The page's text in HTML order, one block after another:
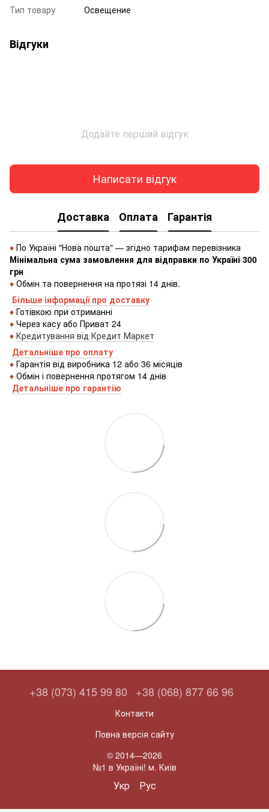
Тип товару
Освещение
Відгуки
Додайте перший відгук
Написати відгук
Доставка Оплата Гарантія
♦ По Україні "Нова пошта" — згідно тарифам перевізника
Мінімальна сума замовлення для відправки по Україні 300
грн
♦ Обмін та повернення на протязі 14 днів.
Більше інформації про доставку
♦ Готівкою при отриманні
♦ Через касу або Приват 24
♦ Кредитування від Кредит Маркет
Детальніше про оплату
♦ Гарантія від виробника 12 або 36 місяців
♦ Обмін і повернення протягом 14 днів
Детальніше про гарантію
+38 (073) 415 99 80 +38 (068) 877 66 96
Контакти
Повна версія сайту
© 2014—2026
№1 в Україні! м. Київ
Укр Рус